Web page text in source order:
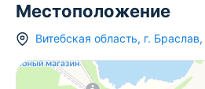
Местоположение
Витебская область, г. Браслав,